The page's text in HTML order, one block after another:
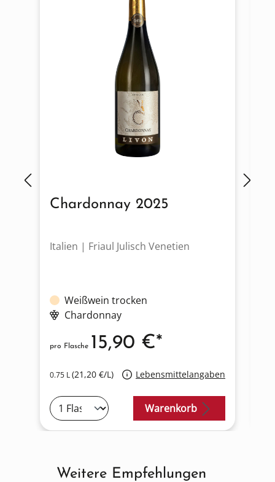
Chardonnay 2025
Italien | Friaul Julisch Venetien
Weißwein trocken
Chardonnay
0.75 L(21,20 €/L) Lebensmittelangaben
pro Flasche 15,90 €*
Warenkorb
Produktgalerie überspringen
Weitere Empfehlungen